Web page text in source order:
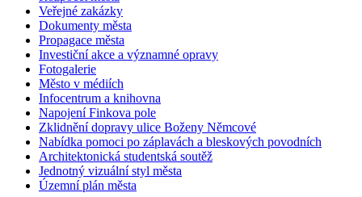
Veřejné zakázky
Dokumenty města
Propagace města
Investiční akce a významné opravy
Fotogalerie
Město v médiích
Infocentrum a knihovna
Napojení Finkova pole
Zklidnění dopravy ulice Boženy Němcové
Nabídka pomoci po záplavách a bleskových povodních
Architektonická studentská soutěž
Jednotný vizuální styl města
Územní plán města